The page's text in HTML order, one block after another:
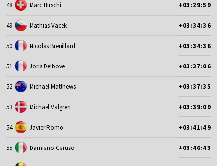
48 Marc Hirschi +03:29:59
49 Mathias Vacek +03:34:36
50 Nicolas Breuillard +03:34:36
51 Joris Delbove +03:37:06
52 Michael Matthews +03:37:35
53 Michael Valgren +03:39:09
54 Javier Romo +03:41:49
55 Damiano Caruso +03:46:43